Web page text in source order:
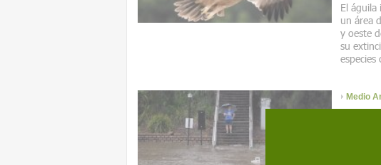
El águila
un área
y oeste
su
Medio
El